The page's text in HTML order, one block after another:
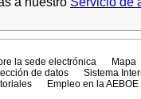
la sede electrónica Mapa
de datos
Sistema
Empleo en la AEBOE